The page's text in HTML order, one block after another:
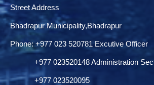
Street Address
Bhadrapur Municipality,Bhadrapur
Phone: ‌+977 023 520781 Excutive Officer
+977 023520148 Administration
+977 023520095